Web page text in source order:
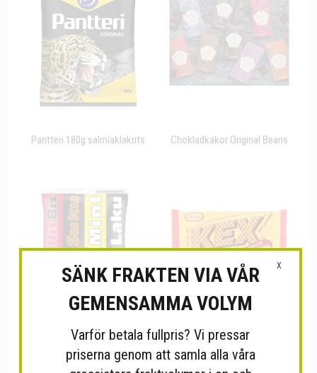
Pantteri 180g salmiaklakrits Chokladkakor Original Beans
Cloetta lakritsblandning 300g Kexchoklad 60g
X
SÄNK FRAKTEN VIA VÅR
GEMENSAMMA VOLYM
Varför betala fullpris? Vi pressar
priserna genom att samla alla våra